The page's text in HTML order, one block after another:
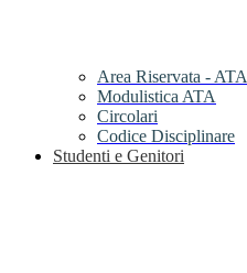
Area Riservata - ATA
Modulistica ATA
Circolari
Codice Disciplinare
Studenti e Genitori